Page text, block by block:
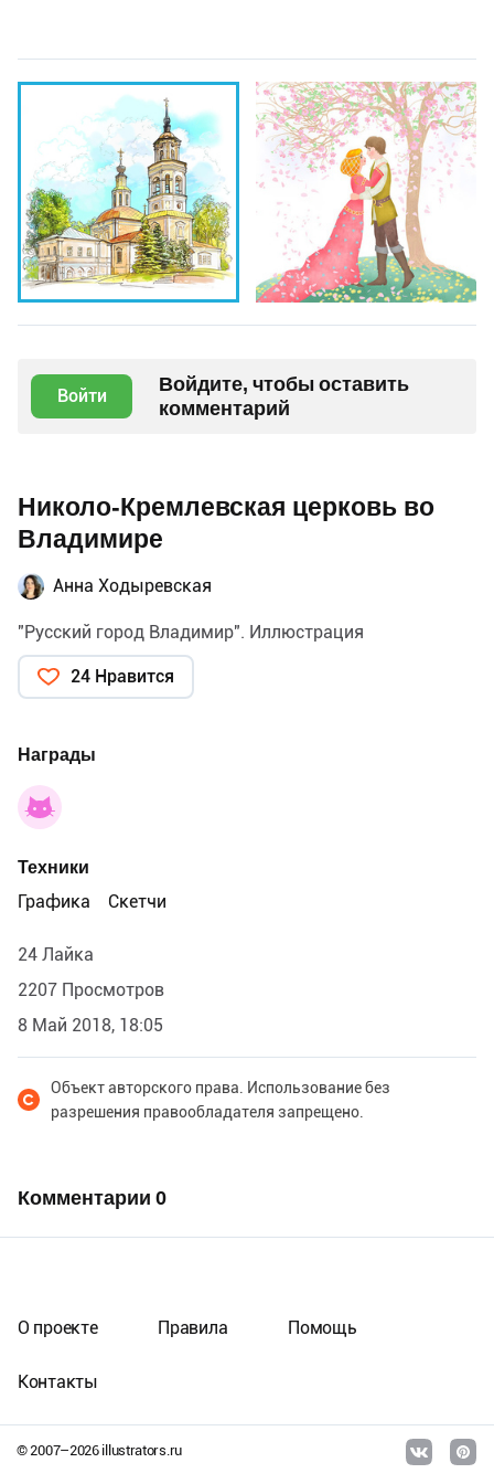
Войти
Войдите, чтобы оставить
комментарий
Николо-Кремлевская церковь во
Владимире
Анна Ходыревская
"Русский город Владимир". Иллюстрация
24 Нравится
Награды
Техники
Графика
Скетчи
24 Лайка
2207 Просмотров
8 Май 2018, 18:05
Объект авторского права. Использование без
разрешения правообладателя запрещено.
Комментарии 0
© 2007–2026illustrators.ru
О проекте Правила Помощь
Контакты